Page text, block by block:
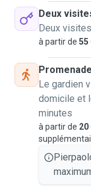
Deux
Deux
à partir de 55
Le gardien
domicile et
minutes
à partir de 20